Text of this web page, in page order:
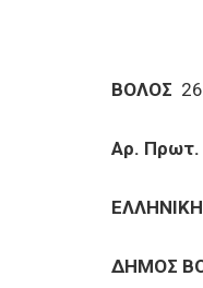
ΕΠΙΧΕΙΡΗΣΕΙΣ
ΕΠΙΣΚΕΠΤΕΣ
ΒΟΛΟΣ
Αρ. Πρωτ.
ΔΗΜΟΣ